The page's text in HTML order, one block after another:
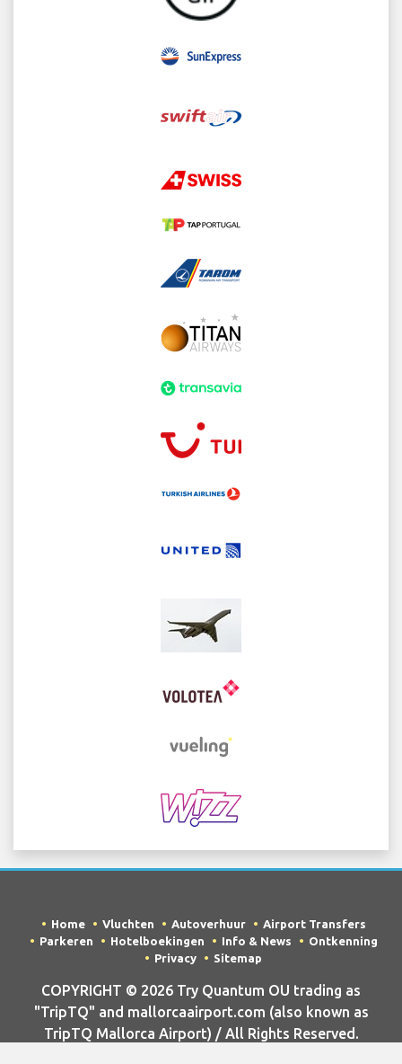
Home Vluchten Autoverhuur
Airport Transfers
Parkeren
Hotelboekingen Info & News
Ontkenning
Privacy
Sitemap
COPYRIGHT © 2026 Try Quantum OU trading as
"TripTQ" and mallorcaairport.com (also known as
TripTQ Mallorca Airport) / All Rights Reserved.